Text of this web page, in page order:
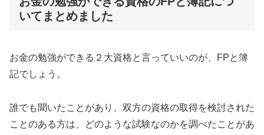
いてまとめました
お金の勉強ができる２大資格と言っていいのが、FPと簿
記でしょう。
誰でも聞いたことがあり、双方の資格の取得を検討された
ことのある方は、どのような試験なのかを調べたことがあ